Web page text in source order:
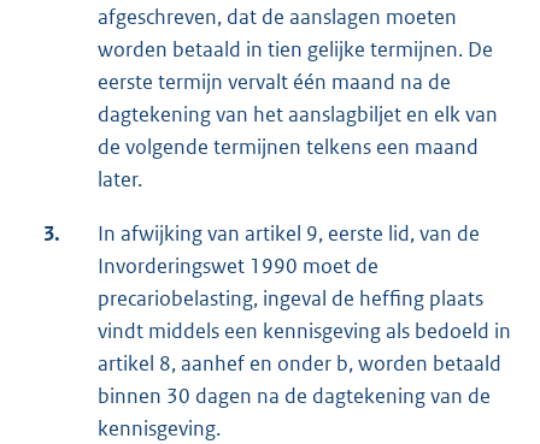
afgeschreven, dat de aanslagen moeten
worden betaald in tien gelijke termijnen. De
eerste termijn vervalt één maand na de
dagtekening van het aanslagbiljet en elk van
de volgende termijnen telkens een maand
later.
3.
In afwijking van artikel 9, eerste lid, van de
Invorderingswet 1990 moet de
precariobelasting, ingeval de heffing plaats
vindt middels een kennisgeving als bedoeld in
artikel 8, aanhef en onder b, worden betaald
binnen 30 dagen na de dagtekening van de
kennisgeving.